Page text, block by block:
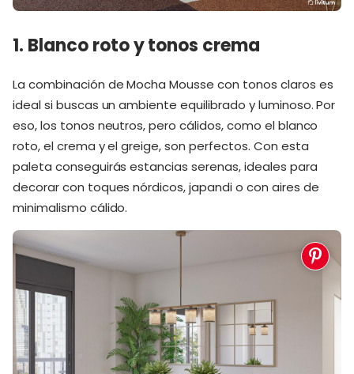
1. Blanco roto y tonos crema
La combinación de Mocha Mousse con tonos claros es
ideal si buscas un ambiente equilibrado y luminoso. Por
eso, los tonos neutros, pero cálidos, como el blanco
roto, el crema y el greige, son perfectos. Con esta
paleta conseguirás estancias serenas, ideales para
decorar con toques nórdicos, japandi o con aires de
minimalismo cálido.